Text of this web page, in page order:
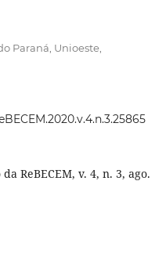
Paraná, Unioeste,
ReBECEM, v. 4, n. 3, ago.